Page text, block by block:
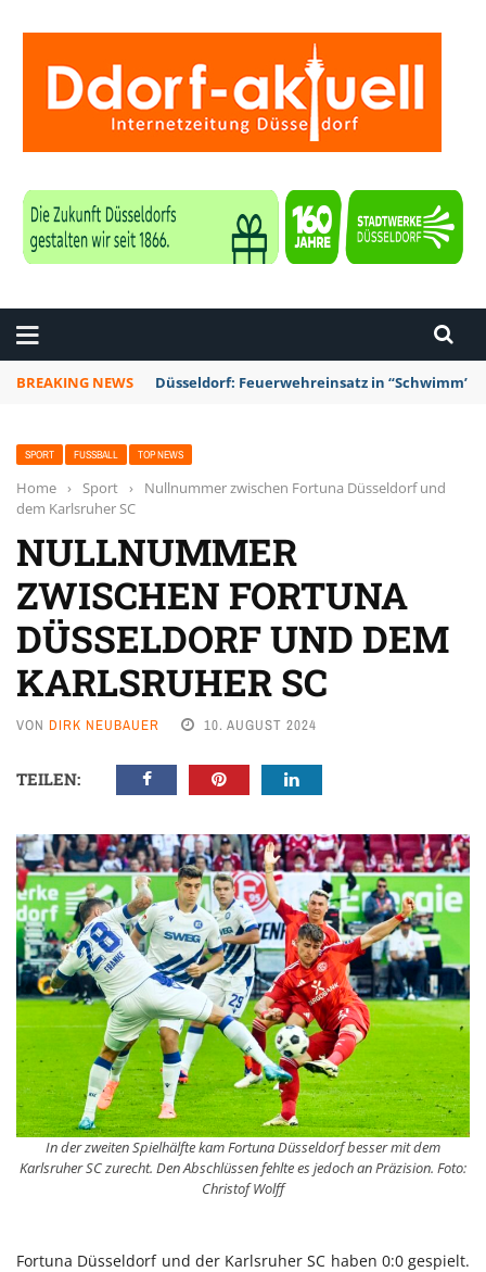
BREAKING NEWS Düsseldorf: Feuerwehreinsatz in “Schwimm’
SPORT FUSSBALL TOP NEWS
Home › Sport ›
Nullnummer zwischen Fortuna Düsseldorf und
dem Karlsruher SC
NULLNUMMER
ZWISCHEN FORTUNA
DÜSSELDORF UND DEM
KARLSRUHER SC
VON DIRK NEUBAUER 10. AUGUST 2024
TEILEN:
In der zweiten Spielhälfte kam Fortuna Düsseldorf besser mit dem
Karlsruher SC zurecht. Den Abschlüssen fehlte es jedoch an Präzision. Foto:
Christof Wolff
Fortuna Düsseldorf und der Karlsruher SC haben 0:0 gespielt.